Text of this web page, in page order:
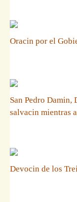
Oracin por el
San Pedro Damin,
salvacin mientras
Devocin de los